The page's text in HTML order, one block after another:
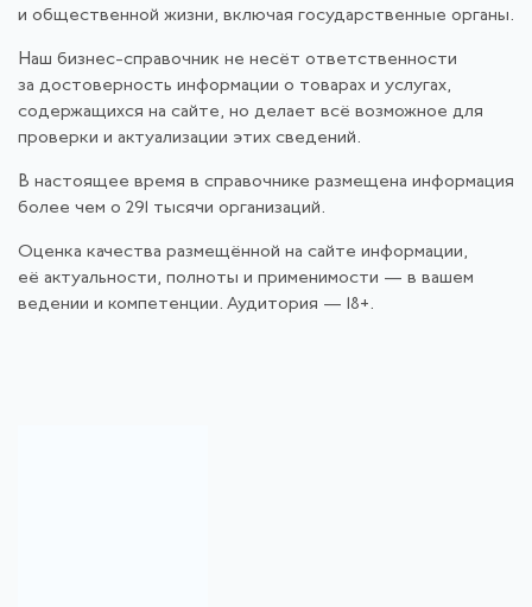
и общественной жизни, включая государственные органы.
Наш бизнес-справочник не несёт ответственности
за достоверность информации о товарах и услугах,
содержащихся на сайте, но делает всё возможное для
проверки и актуализации этих сведений.
В настоящее время в справочнике размещена информация
более чем о 291 тысячи организаций.
Оценка качества размещённой на сайте информации,
её актуальности, полноты и применимости — в вашем
ведении и компетенции. Аудитория — 18+.